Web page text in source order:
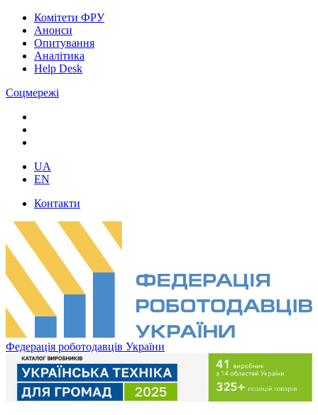
Комітети ФРУ
Анонси
Опитування
Аналітика
Help Desk
Соцмережі
UA
EN
Контакти
Федерація роботодавців України